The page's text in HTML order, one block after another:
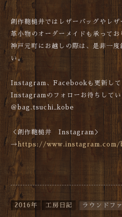
創作鞄槌井ではレザーバッグやレザ
革小物のオーダーメイドも承ってお
神戸元町にお越しの際は、是非一度
い。
Instagram、Facebookも更新して
Instagramのフォローお待ちしてい
＠bag.tsuchi_kobe
＜創作鞄槌井 Instagram＞
→ https://www.instagram.com/
2016年 工房日記 ラウンドフ